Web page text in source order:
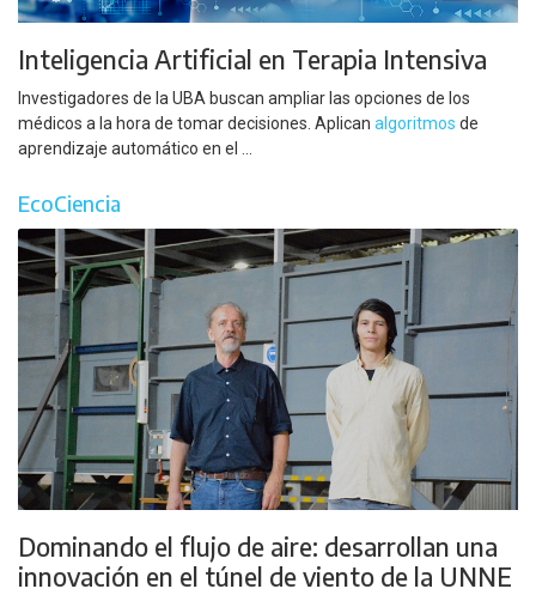
Inteligencia Artificial en Terapia Intensiva
Investigadores de la UBA buscan ampliar las opciones de los
médicos a la hora de tomar decisiones. Aplican algoritmos de
aprendizaje automático en el ...
EcoCiencia
Dominando el flujo de aire: desarrollan una
innovación en el túnel de viento de la UNNE